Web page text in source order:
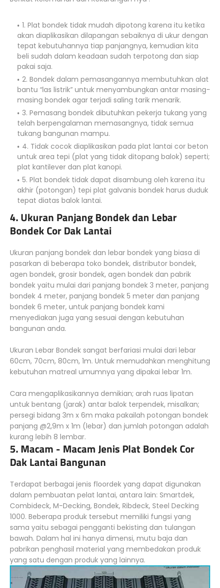
1. Plat bondek tidak mudah dipotong karena itu ketika
akan diaplikasikan dilapangan sebaiknya di ukur dengan
tepat kebutuhannya tiap panjangnya, kemudian kita
beli sudah dalam keadaan sudah terpotong dan siap
pakai saja.
2. Bondek dalam pemasangannya membutuhkan alat
bantu “las listrik” untuk menyambungkan antar masing-
masing bondek agar terjadi saling tarik menarik.
3. Pemasang bondek dibutuhkan pekerja tukang yang
telah berpengalaman memasangnya, tidak semua
tukang bangunan mampu.
4. Tidak cocok diaplikasikan pada plat lantai cor beton
untuk area tepi (plat yang tidak ditopang balok) seperti;
plat kantilever dan plat kanopi.
5. Plat bondek tidak dapat disambung oleh karena itu
akhir (potongan) tepi plat galvanis bondek harus duduk
tepat diatas balok lantai.
4. Ukuran Panjang Bondek dan Lebar
Bondek Cor Dak Lantai
Ukuran panjang bondek dan lebar bondek yang biasa di
pasarkan di beberapa toko bondek, distributor bondek,
agen bondek, grosir bondek, agen bondek dan pabrik
bondek yaitu mulai dari panjang bondek 3 meter, panjang
bondek 4 meter, panjang bondek 5 meter dan panjang
bondek 6 meter, untuk panjang bondek kami
menyediakan juga yang sesuai dengan kebutuhan
bangunan anda.
Ukuran Lebar Bondek sangat berfariasi mulai dari lebar
60cm, 70cm, 80cm, 1m. Untuk memudahkan menghitung
kebutuhan matreal umumnya yang dipakai lebar 1m.
Cara mengaplikasikannya demikian; arah ruas lipatan
untuk bentang (jarak) antar balok terpendek, misalkan;
persegi bidang 3m x 6m maka pakailah potongan bondek
panjang @2,9m x 1m (lebar) dan jumlah potongan adalah
kurang lebih 8 lembar.
5. Macam - Macam Jenis Plat Bondek Cor
Dak Lantai Bangunan
Terdapat berbagai jenis floordek yang dapat digunakan
dalam pembuatan pelat lantai, antara lain: Smartdek,
Combideck, M-Decking, Bondek, Ribdeck, Steel Decking
1000. Beberapa produk tersebut memiliki fungsi yang
sama yaitu sebagai pengganti bekisting dan tulangan
bawah. Dalam hal ini hanya dimensi, mutu baja dan
pabrikan penghasil material yang membedakan produk
yang satu dengan produk yang lainnya.